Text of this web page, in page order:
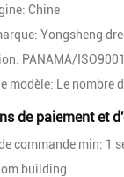
Chine
Yongsheng
PANAMA/ISO9001
modèle: Le nombre
de paiement et
commande min: 1
building